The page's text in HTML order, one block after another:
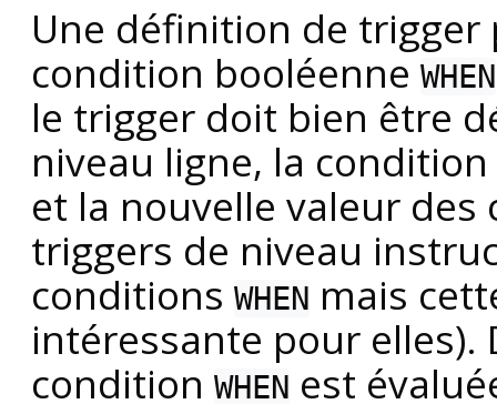
Une définition de
condition booléenne WHEN
le trigger doit bien être
niveau ligne, la condition
et la nouvelle valeur des
triggers de niveau
conditions WHEN mais
intéressante pour
condition WHEN est